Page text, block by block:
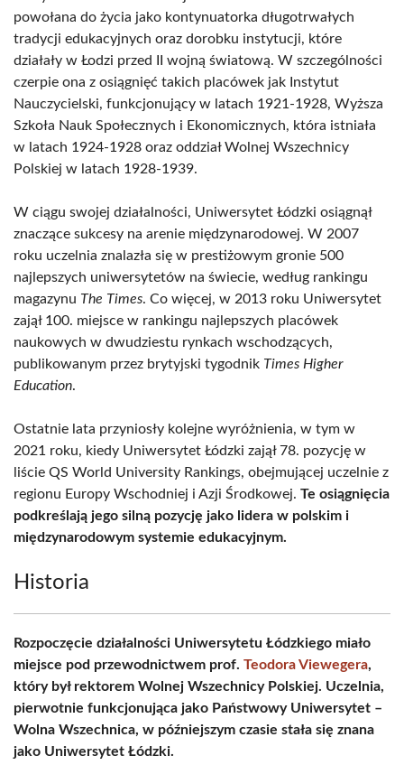
powołana do życia jako kontynuatorka długotrwałych
tradycji edukacyjnych oraz dorobku instytucji, które
działały w Łodzi przed II wojną światową. W szczególności
czerpie ona z osiągnięć takich placówek jak Instytut
Nauczycielski, funkcjonujący w latach 1921-1928, Wyższa
Szkoła Nauk Społecznych i Ekonomicznych, która istniała
w latach 1924-1928 oraz oddział Wolnej Wszechnicy
Polskiej w latach 1928-1939.
W ciągu swojej działalności, Uniwersytet Łódzki osiągnął
znaczące sukcesy na arenie międzynarodowej. W 2007
roku uczelnia znalazła się w prestiżowym gronie 500
najlepszych uniwersytetów na świecie, według rankingu
magazynu The Times. Co więcej, w 2013 roku Uniwersytet
zajął 100. miejsce w rankingu najlepszych placówek
naukowych w dwudziestu rynkach wschodzących,
publikowanym przez brytyjski tygodnik Times Higher
Education.
Ostatnie lata przyniosły kolejne wyróżnienia, w tym w
2021 roku, kiedy Uniwersytet Łódzki zajął 78. pozycję w
liście QS World University Rankings, obejmującej uczelnie z
regionu Europy Wschodniej i Azji Środkowej. Te osiągnięcia
podkreślają jego silną pozycję jako lidera w polskim i
międzynarodowym systemie edukacyjnym.
Historia
Rozpoczęcie działalności Uniwersytetu Łódzkiego miało
miejsce pod przewodnictwem prof. Teodora Viewegera,
który był rektorem Wolnej Wszechnicy Polskiej. Uczelnia,
pierwotnie funkcjonująca jako Państwowy Uniwersytet –
Wolna Wszechnica, w późniejszym czasie stała się znana
jako Uniwersytet Łódzki.